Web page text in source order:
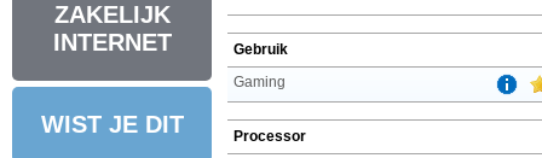
ZAKELIJK
INTERNET
WIST JE DIT
Gebruik
Gaming
Processor